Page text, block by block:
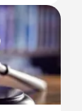
sur